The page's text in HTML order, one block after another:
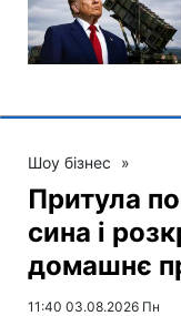
Шоу бізнес »
Притула
сина і
домашнє
11:40 03.08.2026 Пн